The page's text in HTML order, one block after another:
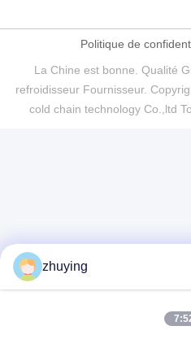
Politique de
La Chine est bonne. Qualité
refroidisseur Fournisseur.
cold chain technology Co.,ltd
zhuying